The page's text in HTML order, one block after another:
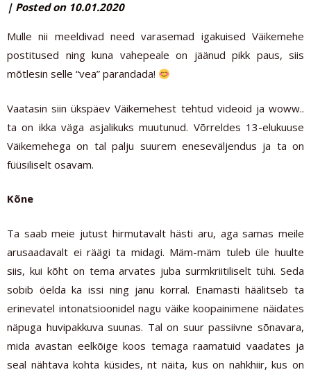
by
| Posted on 10.01.2020
Mulle nii meeldivad need varasemad igakuised Väikemehe
postitused ning kuna vahepeale on jäänud pikk paus, siis
mõtlesin selle “vea” parandada!
Vaatasin siin ükspäev Väikemehest tehtud videoid ja woww..
ta on ikka väga asjalikuks muutunud. Võrreldes 13-elukuuse
Väikemehega on tal palju suurem eneseväljendus ja ta on
füüsiliselt osavam.
Kõne
Ta saab meie jutust hirmutavalt hästi aru, aga samas meile
arusaadavalt ei räägi ta midagi. Mäm-mäm tuleb üle huulte
siis, kui kõht on tema arvates juba surmkriitiliselt tühi. Seda
sobib öelda ka issi ning janu korral. Enamasti häälitseb ta
erinevatel intonatsioonidel nagu väike koopainimene näidates
näpuga huvipakkuva suunas. Tal on suur passiivne sõnavara,
mida avastan eelkõige koos temaga raamatuid vaadates ja
seal nähtava kohta küsides, nt näita, kus on nahkhiir, kus on